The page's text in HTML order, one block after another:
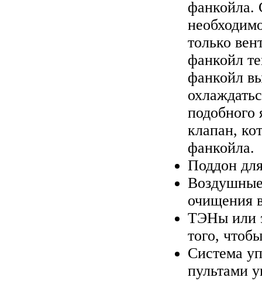
фанкойла.
только
фанкойл
фанкойл
подобного
клапан,
фанкойла.
Поддон
очищения
ТЭНы или
того,
Система
пультами